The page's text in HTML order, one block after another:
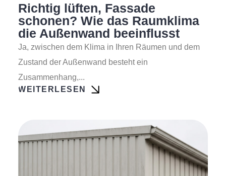
Richtig lüften, Fassade
schonen? Wie das Raumklima
die Außenwand beeinflusst
Ja, zwischen dem Klima in Ihren Räumen und dem
Zustand der Außenwand besteht ein
Zusammenhang,...
WEITERLESEN